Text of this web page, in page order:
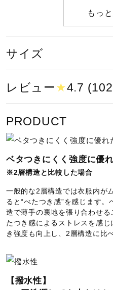
サポート
直営店一覧
取扱店一覧
耐水圧
防水・透湿
内を快適な
サイズ
74）75）S、M、L、XL、
25）40）71）S、M、L、XL
カラー
25：ブルー
44：アカシアイエロー
71：ドレスネイビー
サイズ
レビュー★4.7
PRODUCT
ベタつきにくく強度に優
※2層構造と比較した場合
一般的な2層構造では衣服内が
ると“べたつき感”を感じます
造で薄手の裏地を張り合わせ
たつき感によるストレスを感
き強度も向上し、2層構造に比
【撥水性】